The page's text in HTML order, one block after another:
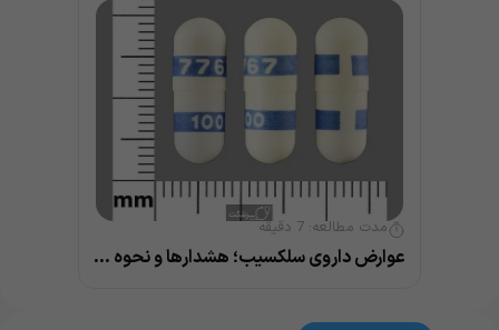
مدت مطالعه: 7 دقیقه
عوارض داروی سلکسیب؛ هشدارها و نحوه مصرف